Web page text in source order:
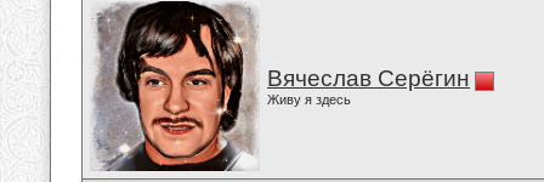
Вячеслав Серёгин
Живу я здесь